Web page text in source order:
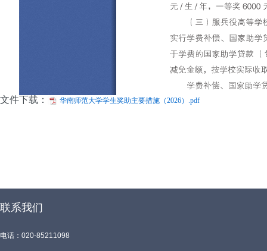
文件下载： 华南师范大学学生奖助主要措施（2026）.pdf
联系我们
电话：020-85211098